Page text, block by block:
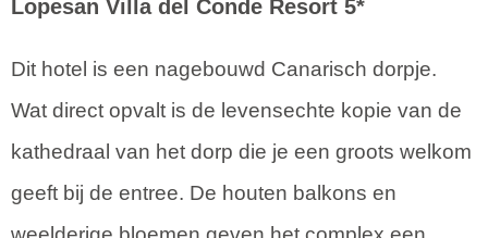
Lopesan Villa del Conde Resort 5*
Dit hotel is een nagebouwd Canarisch dorpje.
Wat direct opvalt is de levensechte kopie van de
kathedraal van het dorp die je een groots welkom
geeft bij de entree. De houten balkons en